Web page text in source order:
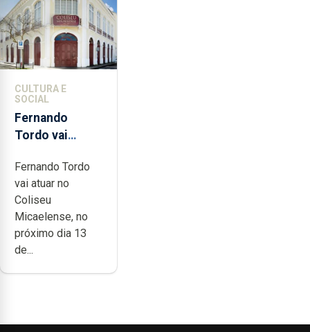
CULTURA E
SOCIAL
Fernando
Tordo vai
anos de
carreira no
Coliseu
Micaelense
Fernando Tordo
vai atuar no
Coliseu
Micaelense, no
próximo dia 13
de...